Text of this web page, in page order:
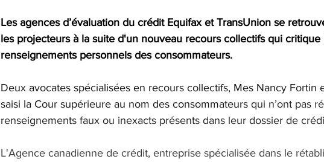
Les agences d’évaluation du crédit Equifax et TransUnion se
les projecteurs à la suite d'un nouveau recours collectifs qui
renseignements personnels des consommateurs.
Deux avocates spécialisées en recours collectifs, Mes Nancy Fortin
saisi la Cour supérieure au nom des consommateurs qui n’ont pas
renseignements faux ou inexacts présents dans leur dossier de
L'Agence canadienne de crédit, entreprise spécialisée dans le